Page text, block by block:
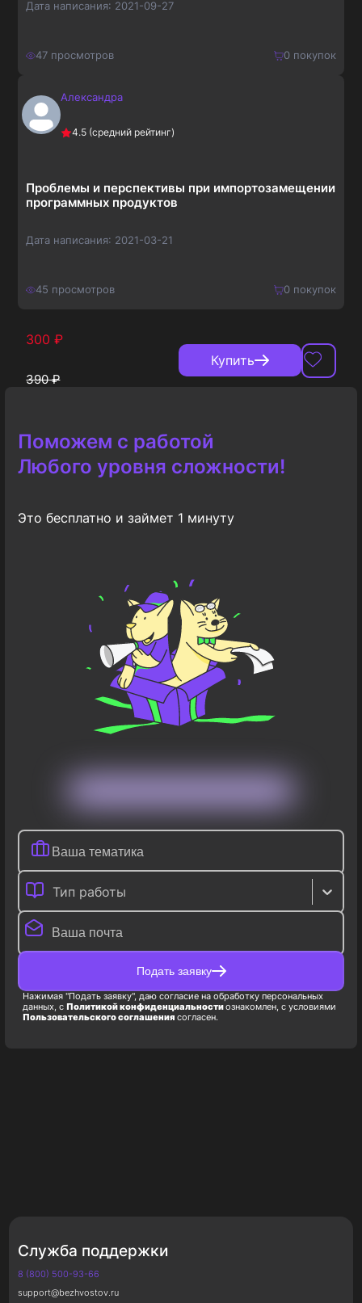
Дата написания: 2021-09-27
47 просмотров 0покупок
210₽Александра
4.5 (средний рейтинг)
Проблемы и перспективы при импортозамещении
программных продуктов
Дата написания: 2021-03-21
45 просмотров 0покупок
300 ₽
390₽
Купить
Поможем с работой
Любого уровня сложности!
Это бесплатно и займет 1 минуту
Тип работы
Подать заявку
Нажимая "Подать заявку", даю согласие на обработку персональных
данных, с Политикой конфиденциальностиознакомлен, с условиями
Пользовательского соглашения согласен.
Служба поддержки
8 (800) 500-93-66
support@bezhvostov.ru